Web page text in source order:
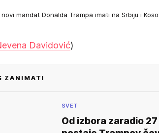
mandat Donalda Trampa imati na Srbiju i
Davidović)
ZANIMATI
SVET
Od izbora zaradio